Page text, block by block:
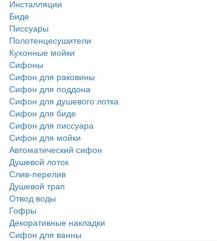
Инсталляции
Биде
Писсуары
Полотенцесушители
Кухонные мойки
Сифоны
Сифон для раковины
Сифон для поддона
Сифон для душевого лотка
Сифон для биде
Сифон для писсуара
Сифон для мойки
Автоматический сифон
Душевой лоток
Слив-перелив
Душевой трап
Отвод воды
Гофры
Декоративные накладки
Сифон для ванны